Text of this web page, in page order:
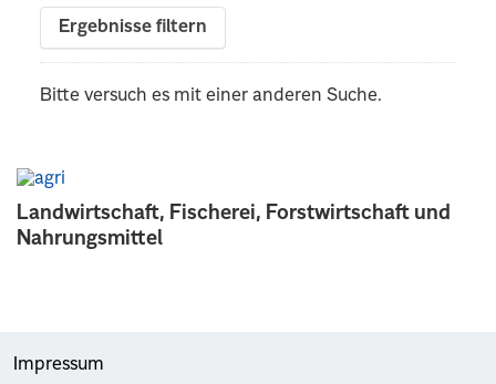
Landwirtschaft, Fischerei, Forstwirtschaft und
Nahrungsmittel
Ergebnisse filtern
Bitte versuch es mit einer anderen Suche.
Impressum